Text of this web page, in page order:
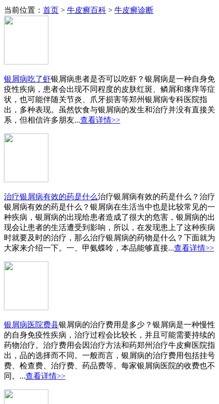
当前位置： 首页 > 牛皮癣百科 > 牛皮癣诊断
银屑病吃了虾银屑病患者是否可以吃虾？银屑病是一种自身免
疫性疾病，患者会出现不同程度的皮肤红斑、鳞屑和瘙痒等症
状，也可能伴随关节炎、爪牙损害等郑州银屑病专科医院指
出，多种表现。虽然饮食与银屑病的发生和治疗并没有直接关
系，但相信许多朋友...查看详情>>
治疗银屑病有效的药是什么治疗银屑病有效的药是什么？治疗
银屑病有效的药是什么？银屑病在生活当中也是比较常见的一
种疾病，银屑病的出现给患者造成了很大的危害，银屑病的出
现会让患者的生活遭受到影响，所以，在发现患上了这种疾病
时就要及时的治疗，那么治疗银屑病的药物是什么？下面就为
大家来介绍一下。一、甲氨蝶呤，本品能够直接...查看详情>>
银屑病医院费县银屑病的治疗费用是多少？银屑病是一种慢性
的自身免疫性疾病，治疗过程会比较长，并且可能需要持续的
药物治疗。治疗费用会因治疗方法和药郑州治疗牛皮癣医院指
出，品的选择而不同。一般而言，银屑病的治疗费用包括挂号
费、检查费、治疗费、药品费等。每家银屑病医院的收费也不
同。...查看详情>>